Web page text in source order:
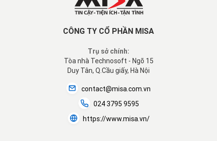
CÔNG TY CỔ PHẦN MISA
Trụ sở chính:
Tòa nhà Technosoft - Ngõ 15
Duy Tân, Q.Cầu giấy, Hà Nội
contact@misa.com.vn
024 3795 9595
https://www.misa.vn/